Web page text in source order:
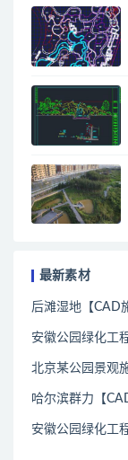
最新素材
后滩湿地【CAD
安徽公园绿化工
北京某公园景观
哈尔滨群力【
安徽公园绿化工